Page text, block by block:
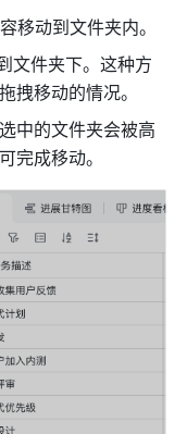
移动到文件夹内。
文件夹下。这种方
拽移动的情况。
中的文件夹会被高
完成移动。